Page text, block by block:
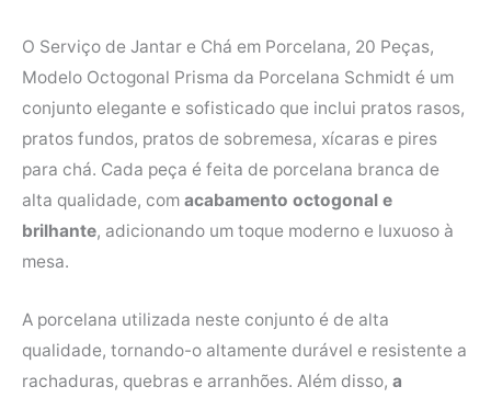
O Serviço de Jantar e Chá em Porcelana, 20 Peças,
Modelo Octogonal Prisma da Porcelana Schmidt é um
conjunto elegante e sofisticado que inclui pratos rasos,
pratos fundos, pratos de sobremesa, xícaras e pires
para chá. Cada peça é feita de porcelana branca de
alta qualidade, com acabamento octogonal e
brilhante, adicionando um toque moderno e luxuoso à
mesa.
A porcelana utilizada neste conjunto é de alta
qualidade, tornando-o altamente durável e resistente a
rachaduras, quebras e arranhões. Além disso, a